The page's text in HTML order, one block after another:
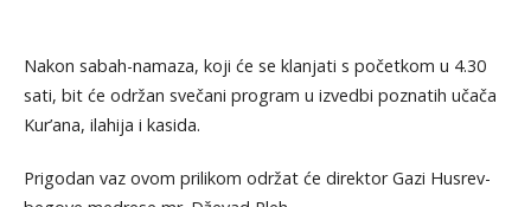
Nakon sabah-namaza, koji će se klanjati s početkom u 4.30
sati, bit će održan svečani program u izvedbi poznatih učača
Kur’ana, ilahija i kasida.
Prigodan vaz ovom prilikom održat će direktor Gazi Husrev-